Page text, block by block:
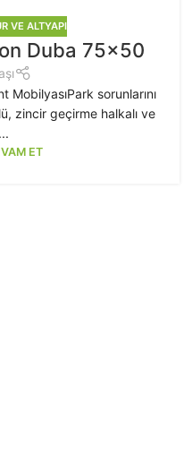
VE ALTYAPI
Duba 75×50
MobilyasıPark sorunlarını
zincir geçirme halkalı ve
ET